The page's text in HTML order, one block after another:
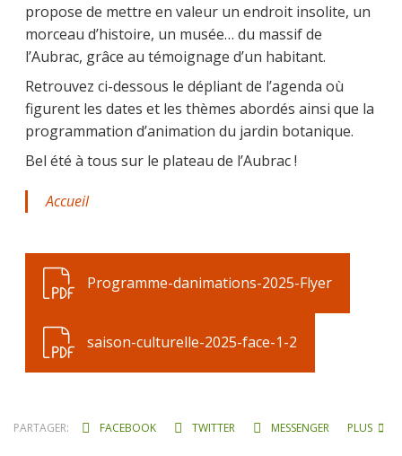
propose de mettre en valeur un endroit insolite, un
morceau d’histoire, un musée… du massif de
l’Aubrac, grâce au témoignage d’un habitant.
Retrouvez ci-dessous le dépliant de l’agenda où
figurent les dates et les thèmes abordés ainsi que la
programmation d’animation du jardin botanique.
Bel été à tous sur le plateau de l’Aubrac !
Accueil
Programme-danimations-2025-Flyer
saison-culturelle-2025-face-1-2
PARTAGER: FACEBOOK TWITTER MESSENGER PLUS